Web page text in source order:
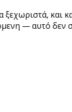
ξεχωριστά,
— αυτό δεν